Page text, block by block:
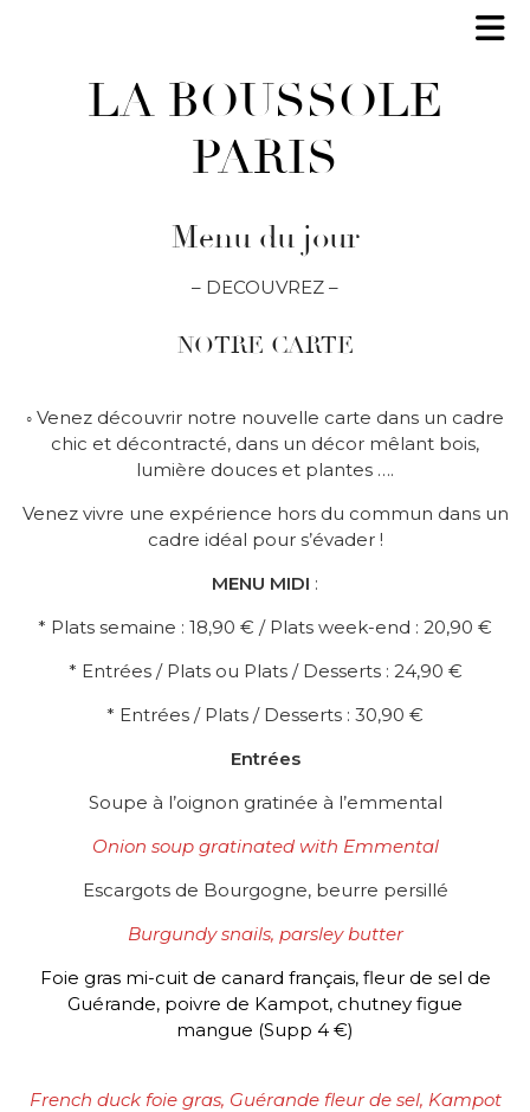
LA BOUSSOLE
PARIS
Menu du jour
– DECOUVREZ –
NOTRE CARTE
◦ Venez découvrir notre nouvelle carte dans un cadre
chic et décontracté, dans un décor mêlant bois,
lumière douces et plantes ….
Venez vivre une expérience hors du commun dans un
cadre idéal pour s’évader !
MENU MIDI :
* Plats semaine : 18,90 € / Plats week-end : 20,90 €
* Entrées / Plats ou Plats / Desserts : 24,90 €
* Entrées / Plats / Desserts : 30,90 €
Entrées
Soupe à l’oignon gratinée à l’emmental
Onion soup gratinated with Emmental
Escargots de Bourgogne, beurre persillé
Burgundy snails, parsley butter
Foie gras mi-cuit de canard français, fleur de sel de
Guérande, poivre de Kampot, chutney figue
mangue (Supp 4 €)
French duck foie gras, Guérande fleur de sel, Kampot